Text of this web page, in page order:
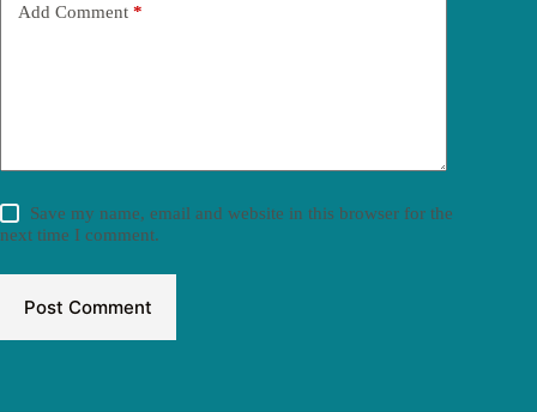
Add Comment *
Save my name, email and website in this browser for the
next time I comment.
Post Comment